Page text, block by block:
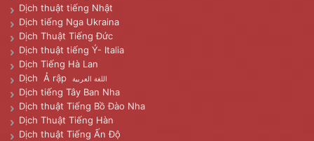
Dịch thuật tiếng Nhật
Dịch tiếng Nga Ukraina
Dịch Thuật Tiếng Đức
Dịch thuật tiếng Ý- Italia
Dịch Tiếng Hà Lan
Dịch Ả rập
اللغة العربية
Dịch tiếng Tây Ban Nha
Dịch thuật Tiếng Bồ Đào Nha
Dịch Thuật Tiếng Hàn
Dịch thuật Tiếng Ấn Độ